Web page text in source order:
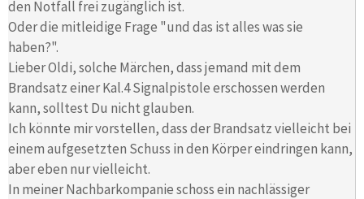
den Notfall frei zugänglich ist.
Oder die mitleidige Frage "und das ist alles was sie
haben?".
Lieber Oldi, solche Märchen, dass jemand mit dem
Brandsatz einer Kal.4 Signalpistole erschossen werden
kann, solltest Du nicht glauben.
Ich könnte mir vorstellen, dass der Brandsatz vielleicht bei
einem aufgesetzten Schuss in den Körper eindringen kann,
aber eben nur vielleicht.
In meiner Nachbarkompanie schoss ein nachlässiger